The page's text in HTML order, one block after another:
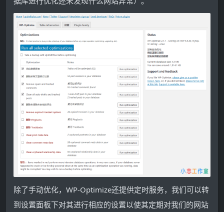
除了手动优化，WP-Optimize还提供定时服务，我们可以转
到设置面板下对其进行相应的设置以使其定期对我们的网站